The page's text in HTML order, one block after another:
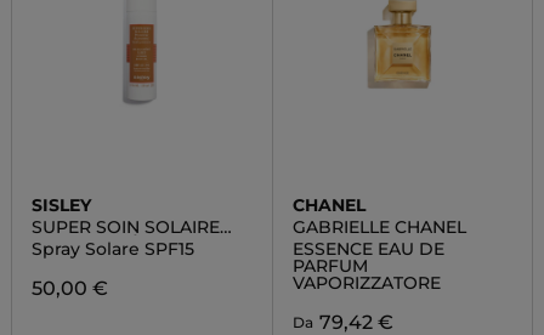
SISLEY
SUPER SOIN SOLAIRE
HUILE D'ETÉ CORPS
Spray Solare SPF15
50,00 €
CHANEL
GABRIELLE CHANEL
ESSENCE EAU DE
PARFUM
VAPORIZZATORE
Da 79,42 €